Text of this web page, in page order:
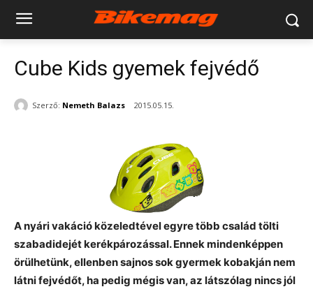
Cube Kids gyemek fejvédő
Szerző: Nemeth Balazs 2015.05.15.
A nyári vakáció közeledtével egyre több család tölti
szabadidejét kerékpározással. Ennek mindenképpen
örülhetünk, ellenben sajnos sok gyermek kobakján nem
látni fejvédőt, ha pedig mégis van, az látszólag nincs jól